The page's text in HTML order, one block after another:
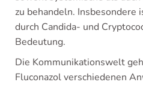
zu behandeln. Insbesondere
durch Candida- und
Bedeutung.
Die Kommunikationswelt
Fluconazol verschiedenen